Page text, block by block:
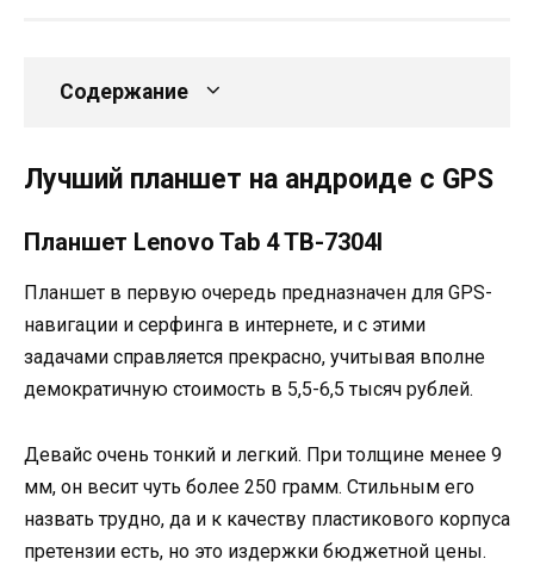
Содержание
Лучший планшет на андроиде с GPS
Планшет Lenovo Tab 4 TB-7304I
Планшет в первую очередь предназначен для GPS-
навигации и серфинга в интернете, и с этими
задачами справляется прекрасно, учитывая вполне
демократичную стоимость в 5,5-6,5 тысяч рублей.
Девайс очень тонкий и легкий. При толщине менее 9
мм, он весит чуть более 250 грамм. Стильным его
назвать трудно, да и к качеству пластикового корпуса
претензии есть, но это издержки бюджетной цены.